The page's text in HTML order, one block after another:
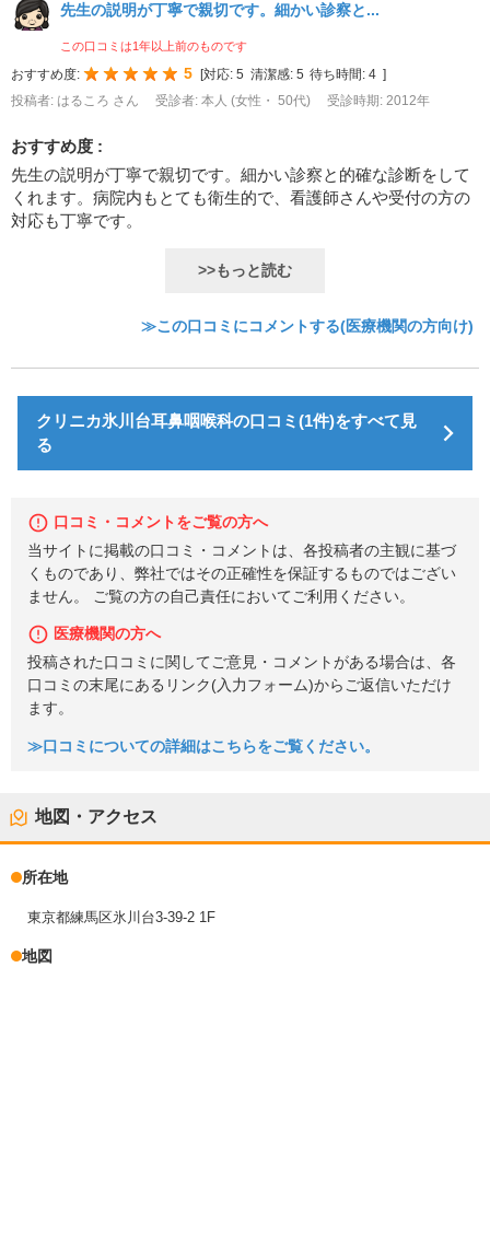
先生の説明が丁寧で親切です。細かい診察と...
この口コミは1年以上前のものです
おすすめ度: 5 [対応: 5 清潔感: 5 待ち時間: 4 ]
投稿者: はるころ さん
受診者: 本人 (女性・ 50代) 受診時期: 2012年
おすすめ度 :
先生の説明が丁寧で親切です。細かい診察と的確な診断をして
くれます。病院内もとても衛生的で、看護師さんや受付の方の
対応も丁寧です。
>>もっと読む
≫この口コミにコメントする(医療機関の方向け)
クリニカ氷川台耳鼻咽喉科の口コミ(1件)をすべて見
る
口コミ・コメントをご覧の方へ
当サイトに掲載の口コミ・コメントは、各投稿者の主観に基づ
くものであり、弊社ではその正確性を保証するものではござい
ません。 ご覧の方の自己責任においてご利用ください。
医療機関の方へ
投稿された口コミに関してご意見・コメントがある場合は、各
口コミの末尾にあるリンク(入力フォーム)からご返信いただけ
ます。
≫口コミについての詳細はこちらをご覧ください。
地図・アクセス
所在地
東京都練馬区氷川台3-39-2 1F
地図